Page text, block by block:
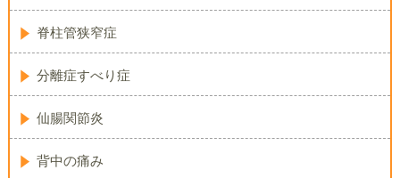
脊柱管狭窄症
分離症すべり症
仙腸関節炎
背中の痛み